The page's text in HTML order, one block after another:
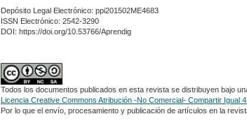
Depósito Legal Electrónico: ppi201502ME4683
ISSN Electrónico: 2542-3290
DOI: https://doi.org/10.53766/Aprendig
Todos los documentos publicados en esta revista se distribuyen bajo
Licencia Creative Commons Atribución -No Comercial- Compartir Igual
Por lo que el envío, procesamiento y publicación de artículos en la